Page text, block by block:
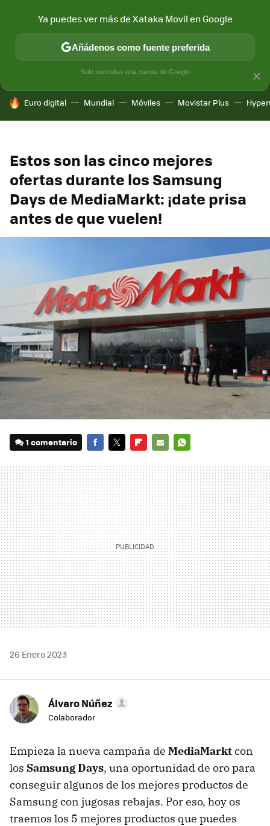
MÓVIL Y SOCIEDAD APLICACIONES
HOY SE HABLA DE
Euro digital Mundial Móviles Movistar Plus
Estos son las cinco mejores
ofertas durante los Samsung
Days de MediaMarkt: ¡date prisa
antes de que vuelen!
1 comentario
MAIL
26 Enero 2023
Álvaro Núñez
Colaborador
Empieza la nueva campaña de MediaMarktcon
los Samsung Days, una oportunidad de oro para
conseguir algunos de los mejores productos de
Samsung con jugosas rebajas. Por eso, hoy os
traemos los 5 mejores productos que puedes
×
Ya puedes ver más de Xataka Movil en Google
Añádenos como fuente preferida
Solo necesitas una cuenta de Google